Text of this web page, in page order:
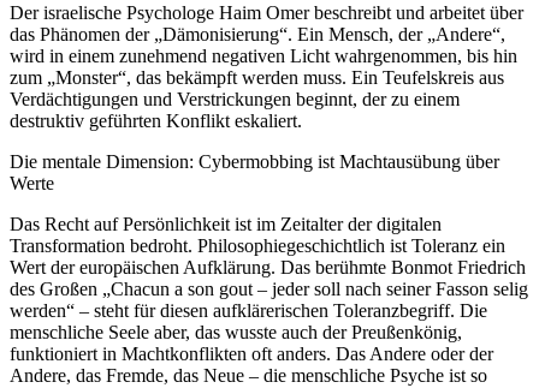
Der israelische Psychologe Haim Omer beschreibt und arbeitet über
das Phänomen der „Dämonisierung“. Ein Mensch, der „Andere“,
wird in einem zunehmend negativen Licht wahrgenommen, bis hin
zum „Monster“, das bekämpft werden muss. Ein Teufelskreis aus
Verdächtigungen und Verstrickungen beginnt, der zu einem
destruktiv geführten Konflikt eskaliert.
Die mentale Dimension: Cybermobbing ist Machtausübung über
Werte
Das Recht auf Persönlichkeit ist im Zeitalter der digitalen
Transformation bedroht. Philosophiegeschichtlich ist Toleranz ein
Wert der europäischen Aufklärung. Das berühmte Bonmot Friedrich
des Großen „Chacun a son gout – jeder soll nach seiner Fasson selig
werden“ – steht für diesen aufklärerischen Toleranzbegriff. Die
menschliche Seele aber, das wusste auch der Preußenkönig,
funktioniert in Machtkonflikten oft anders. Das Andere oder der
Andere, das Fremde, das Neue – die menschliche Psyche ist so